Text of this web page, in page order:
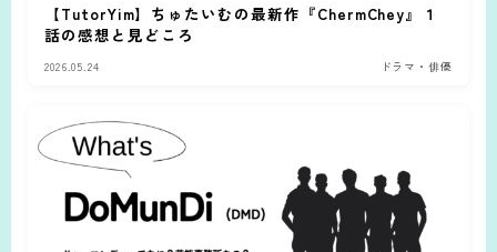
視聴方法・VPN
【TutorYim】ちゅたいむの最新作『ChermChey』１
話の感想と見どころ
2026.05.24 ドラマ・俳優